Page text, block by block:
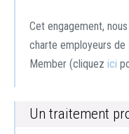
Cet engagement,
charte employeurs
Member (cliquez ici
Un traitement